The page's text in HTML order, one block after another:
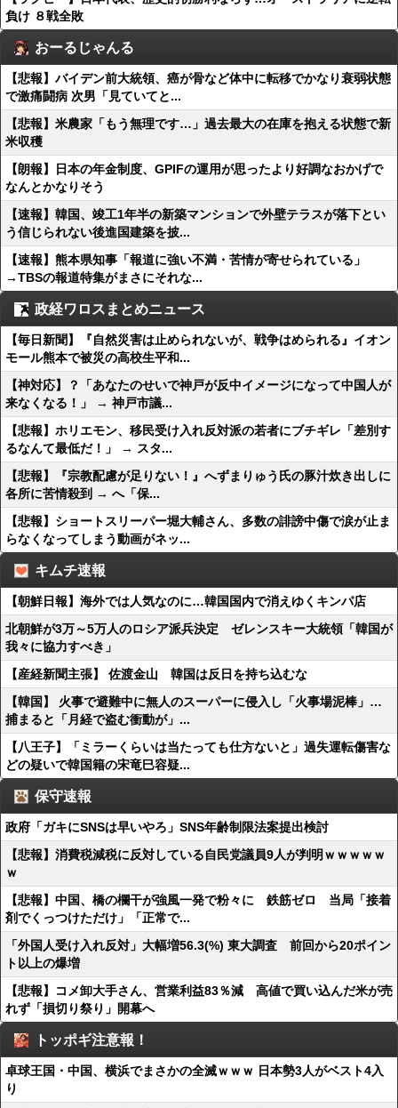
負け ８戦全敗
おーるじゃんる
【悲報】バイデン前大統領、癌が骨など体中に転移でかなり衰弱状態
で激痛闘病 次男「見ていてと...
【悲報】米農家「もう無理です…」過去最大の在庫を抱える状態で新
米収穫
【朗報】日本の年金制度、GPIFの運用が思ったより好調なおかげで
なんとかなりそう
【速報】韓国、竣工1年半の新築マンションで外壁テラスが落下とい
う信じられない後進国建築を披...
【速報】熊本県知事「報道に強い不満・苦情が寄せられている」
→TBSの報道特集がまさにそれな...
政経ワロスまとめニュース
【毎日新聞】『自然災害は止められないが、戦争はめられる』イオン
モール熊本で被災の高校生平和...
【神対応】？「あなたのせいで神戸が反中イメージになって中国人が
来なくなる！」 → 神戸市議...
【悲報】ホリエモン、移民受け入れ反対派の若者にブチギレ「差別す
るなんて最低だ！」 → スタ...
【悲報】『宗教配慮が足りない！』へずまりゅう氏の豚汁炊き出しに
各所に苦情殺到 → へ「保...
【悲報】ショートスリーパー堀大輔さん、多数の誹謗中傷で涙が止ま
らなくなってしまう動画がネッ...
キムチ速報
【朝鮮日報】海外では人気なのに…韓国国内で消えゆくキンパ店
北朝鮮が3万～5万人のロシア派兵決定 ゼレンスキー大統領「韓国が
我々に協力すべき」
【産経新聞主張】 佐渡金山 韓国は反日を持ち込むな
【韓国】 火事で避難中に無人のスーパーに侵入し「火事場泥棒」…
捕まると「月経で盗む衝動が」...
【八王子】「ミラーくらいは当たっても仕方ないと」過失運転傷害な
どの疑いで韓国籍の宋竜巳容疑...
保守速報
政府「ガキにSNSは早いやろ」SNS年齢制限法案提出検討
【悲報】消費税減税に反対している自民党議員9人が判明ｗｗｗｗｗ
ｗ
【悲報】中国、橋の欄干が強風一発で粉々に 鉄筋ゼロ 当局「接着
剤でくっつけただけ」「正常で...
「外国人受け入れ反対」大幅増56.3(%) 東大調査 前回から20ポイン
ト以上の爆増
【悲報】コメ卸大手さん、営業利益83％減 高値で買い込んだ米が売
れず「損切り祭り」開幕へ
トッポギ注意報！
卓球王国・中国、横浜でまさかの全滅ｗｗｗ 日本勢3人がベスト4入
り